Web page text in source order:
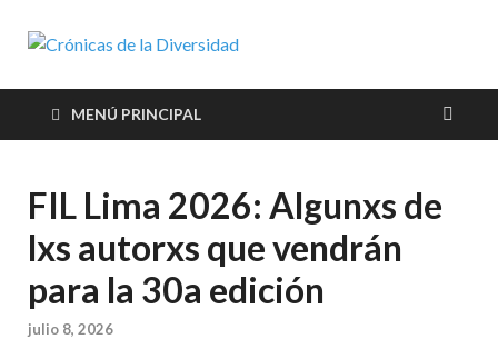
Crónicas de
la
Diversidad
sobre temas de cultura LGTB+
MENÚ PRINCIPAL
FIL Lima 2026: Algunxs de
lxs autorxs que vendrán
para la 30a edición
julio 8, 2026